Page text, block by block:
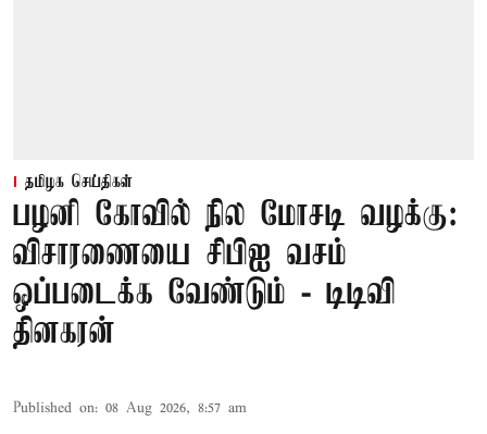
தமிழக செய்திகள்
பழனி கோவில் நில மோசடி வழக்கு:
விசாரணையை சிபிஐ வசம்
ஒப்படைக்க வேண்டும் - டிடிவி
தினகரன்
Published on: 08 Aug 2026, 8:57 am